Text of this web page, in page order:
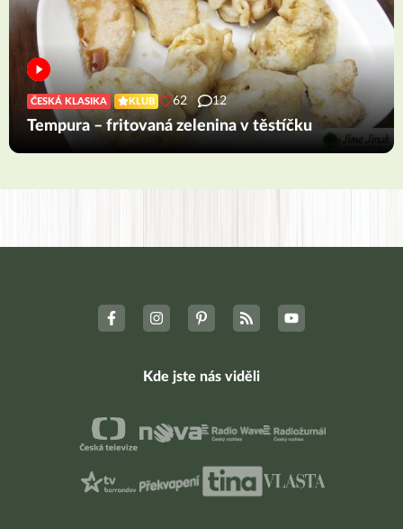
ČESKÁ KLASIKA KLUB 62 12
Tempura – fritovaná zelenina v těstíčku
Kde jste nás viděli